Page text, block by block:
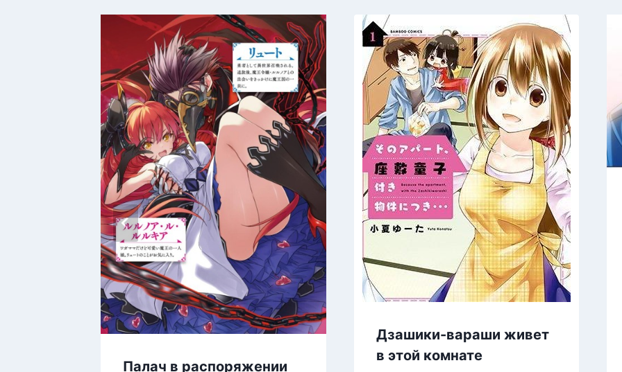
Палач в распоряжении
Дзашики-вараши живет
в этой комнате